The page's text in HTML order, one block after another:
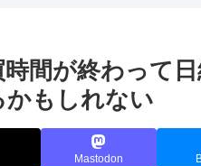
間が終わって
かもしれない
Mastodon